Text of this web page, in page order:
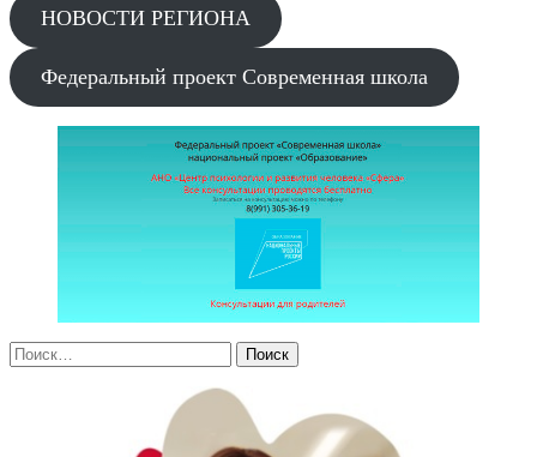
НОВОСТИ РЕГИОНА
Федеральный проект Современная школа